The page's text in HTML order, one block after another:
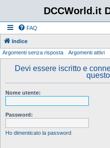
DCCWorld.it
FAQ
Indice
Argomenti senza risposta Argomenti attivi
Devi essere iscritto e
Nome utente:
Password:
Ho dimenticato la password